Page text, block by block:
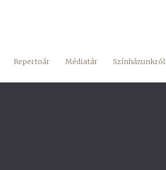
Repertoár Médiatár Színházunkról